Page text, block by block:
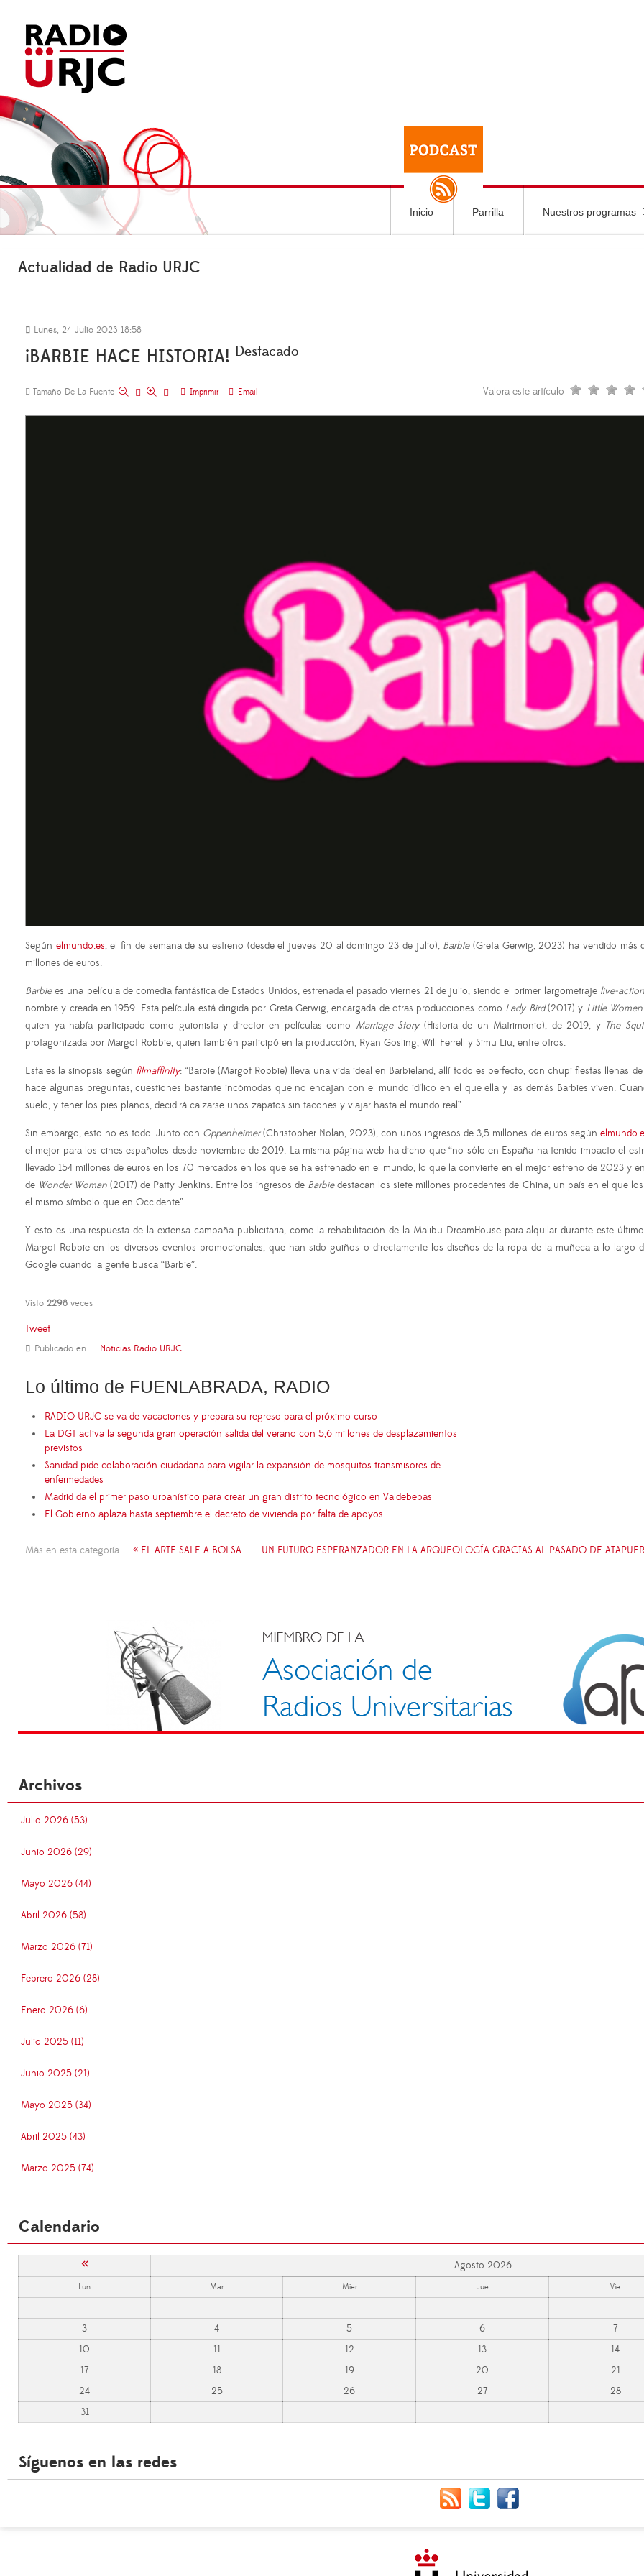
Inicio Parrilla Nuestros programas
Actualidad de Radio URJC
Lunes, 24 Julio 2023 18:58
¡BARBIE HACE HISTORIA! Destacado
Tamaño De La Fuente Imprimir Email Valora este artículo
Según elmundo.es, el fin de semana de su estreno (desde el jueves 20 al domingo 23 de julio), Barbie(Greta Gerwig, 2023) ha vendido más
millones de euros.
Barbiees una película de comedia fantástica de Estados Unidos, estrenada el pasado viernes 21 de julio, siendo el primer largometraje live-action
nombre y creada en 1959. Esta película está dirigida por Greta Gerwig, encargada de otras producciones como Lady Bird(2017) y Little Women
quien ya había participado como guionista y director en películas como Marriage Story(Historia de un Matrimonio), de 2019, y The
protagonizada por Margot Robbie, quien también participó en la producción, Ryan Gosling, Will Ferrell y Simu Liu, entre otros.
Esta es la sinopsis según filmaffinity: “Barbie (Margot Robbie) lleva una vida ideal en Barbieland, allí todo es perfecto, con chupi fiestas llenas
hace algunas preguntas, cuestiones bastante incómodas que no encajan con el mundo idílico en el que ella y las demás Barbies viven.
suelo, y tener los pies planos, decidirá calzarse unos zapatos sin tacones y viajar hasta el mundo real”.
Sin embargo, esto no es todo. Junto con Oppenheimer(Christopher Nolan, 2023), con unos ingresos de 3,5 millones de euros según
el mejor para los cines españoles desde noviembre de 2019. La misma página web ha dicho que “no sólo en España ha tenido impacto el
llevado 154 millones de euros en los 70 mercados en los que se ha estrenado en el mundo, lo que la convierte en el mejor estreno de 2023 y
de Wonder Woman (2017) de Patty Jenkins. Entre los ingresos de Barbiedestacan los siete millones procedentes de China, un país en el que
el mismo símbolo que en Occidente”.
Y esto es una respuesta de la extensa campaña publicitaria, como la rehabilitación de la Malibu DreamHouse para alquilar durante este
Margot Robbie en los diversos eventos promocionales, que han sido guiños o directamente los diseños de la ropa de la muñeca a lo largo
Google cuando la gente busca “Barbie”.
Visto 2298 veces
Tweet
Publicado en Noticias Radio URJC
Lo último de FUENLABRADA, RADIO
RADIO URJC se va de vacaciones y prepara su regreso para el próximo curso
La DGT activa la segunda gran operación salida del verano con 5,6 millones de desplazamientos
previstos
Sanidad pide colaboración ciudadana para vigilar la expansión de mosquitos transmisores de
enfermedades
Madrid da el primer paso urbanístico para crear un gran distrito tecnológico en Valdebebas
El Gobierno aplaza hasta septiembre el decreto de vivienda por falta de apoyos
Más en esta categoría: « EL ARTE SALE A BOLSA UN FUTURO ESPERANZADOR EN LA ARQUEOLOGÍA GRACIAS AL PASADO DE
Archivos
Julio 2026 (53)
Junio 2026 (29)
Mayo 2026 (44)
Abril 2026 (58)
Marzo 2026 (71)
Febrero 2026 (28)
Enero 2026 (6)
Julio 2025 (11)
Junio 2025 (21)
Mayo 2025 (34)
Abril 2025 (43)
Marzo 2025 (74)
Calendario
« Agosto 2026
Lun Mar Mier Jue Vie
3 4 5 6
7
10
11 12 13
14
17
18 19 20
21
24
25 26 27
28
31
Síguenos en las redes